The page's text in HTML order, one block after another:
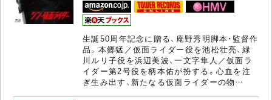
生誕50周年記念に贈る、庵野秀明脚本・監督作
品。本郷猛／仮面ライダー役を池松壮亮、緑
川ルリ子役を浜辺美波、一文字隼人／仮面ラ
イダー第2号役を柄本佑が扮する。心血を注
ぎ生み出す、新たなる仮面ライダーの物…